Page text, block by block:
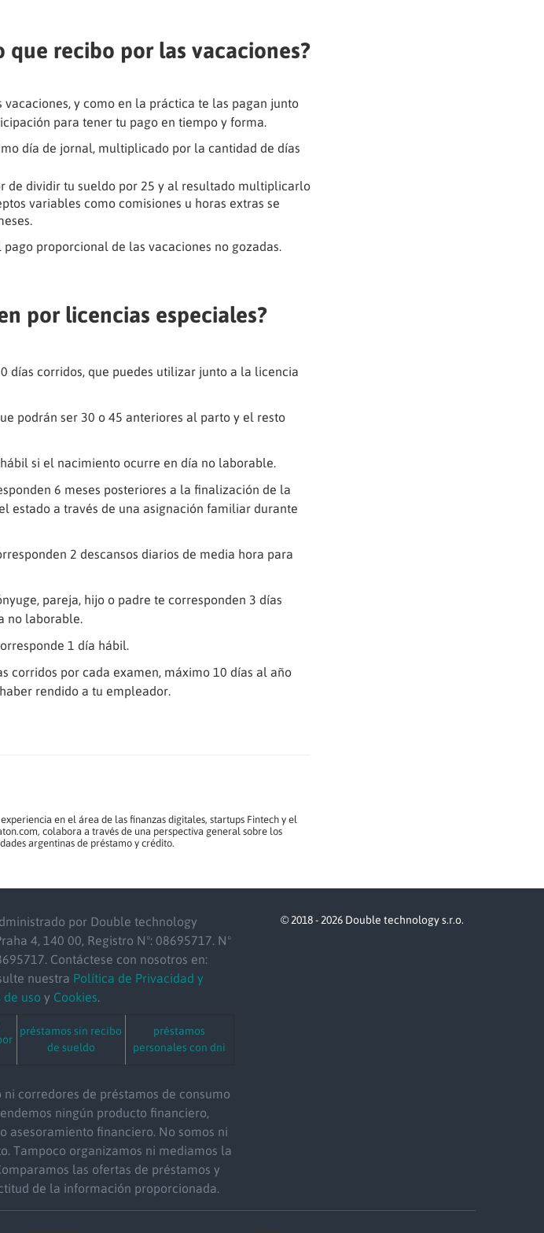
recibo por las vacaciones?
y como en la práctica te las pagan junto
para tener tu pago en tiempo y forma.
día de jornal, multiplicado por la cantidad de días
de dividir tu sueldo por 25 y al resultado multiplicarlo
variables como comisiones u horas extras se
proporcional de las vacaciones no gozadas.
por licencias especiales?
días corridos, que puedes utilizar junto a la licencia
podrán ser 30 o 45 anteriores al parto y el resto
si el nacimiento ocurre en día no laborable.
6 meses posteriores a la finalización de la
estado a través de una asignación familiar durante
2 descansos diarios de media hora para
pareja, hijo o padre te corresponden 3 días
no laborable.
1 día hábil.
corridos por cada examen, máximo 10 días al año
rendido a tu empleador.
en el área de las finanzas digitales, startups Fintech y el
colabora a través de una perspectiva general sobre los
argentinas de préstamo y crédito.
por Double technology
4, 140 00, Registro Nº: 08695717. Nº
Contáctese con nosotros en:
nuestra Política de Privacidad y
de uso y Cookies.
préstamos sin recibo
de sueldo
préstamos
personales con dni
corredores de préstamos de consumo
ningún producto financiero,
asesoramiento financiero. No somos ni
Tampoco organizamos ni mediamos la
las ofertas de préstamos y
de la información proporcionada.
© 2018 - 2026 Double technology s.r.o.